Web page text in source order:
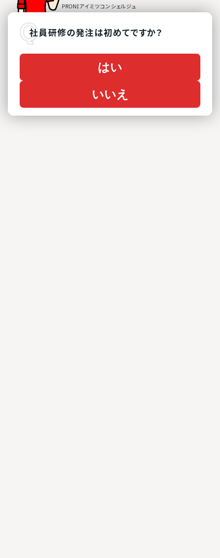
社員研修の発注は初めてですか？
はい
いいえ